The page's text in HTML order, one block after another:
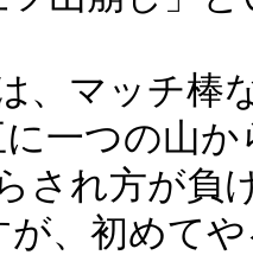
、マッチ棒
一つの山か
され方が負
、初めて